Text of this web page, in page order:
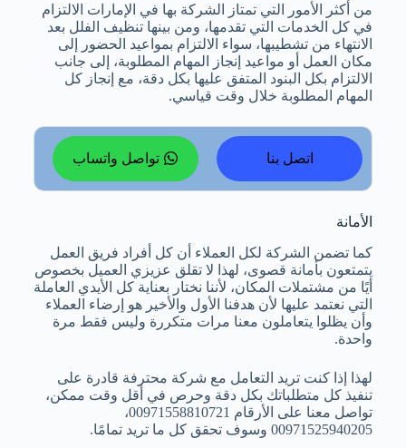
من أكثر الأمور التي تمتاز الشركة بها في الإمارات الالتزام
في كل الخدمات التي تقدمها، ومن بينها تنظيف الفلل بعد
الانتهاء من تشطيبها، سواء الالتزام بمواعيد الحضور إلى
مكان العمل أو مواعيد إنجاز المهام المطلوبة، إلى جانب
الالتزام بكل البنود المتفق عليها بكل دقة، مع إنجاز كل
المهام المطلوبة خلال وقت قياسي.
اتصل بنا تواصل واتساب
الأمانة
كما تضمن الشركة لكل العملاء أن كل أفراد فريق العمل
يتمتعون بأمانة قصوى، لهذا لا تقلق عزيزي العميل بخصوص
أيًا من مشتملات المكان، لأننا نختار بعناية كل الأيدي العاملة
التي نعتمد عليها لأن هدفنا الأول والأخير هو إرضاء العملاء
وأن يظلوا يتعاملون معنا مرات متكررة وليس فقط مرة
واحدة.
لهذا إذا كنت تريد التعامل مع شركة محترفة قادرة على
تنفيذ كل متطلباتك بكل دقة وحرص في أقل وقت ممكن،
تواصل معنا على الأرقام 00971558810721،
00971525940205 وسوف تحقق كل ما تريد تمامًا.